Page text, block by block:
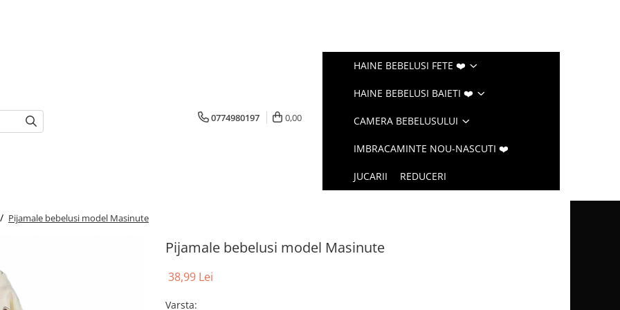
0774980197 0,00
HAINE BEBELUSI FETE ❤️
HAINE BEBELUSI BAIETI ❤️
CAMERA BEBELUSULUI
IMBRACAMINTE NOU-NASCUTI ❤️
JUCARII REDUCERI
Pijamale bebelusi model Masinute
Pijamale bebelusi model Masinute
38,99 Lei
Varsta: